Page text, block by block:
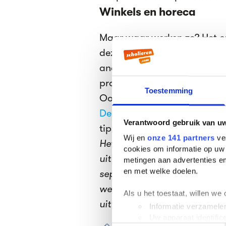
Toestemming
Verantwoord gebruik van
Wij en onze 141 partners
cookies om informatie op
metingen aan advertenties
en met welke doelen.
Als u het toestaat, willen we
Informatie
Winkels en horeca
Maar waar werken ze? Het
deze zomer gaan tieners
andere winkels en in de
procent) komen voort uit
Ook zin om je bankrekening
De Grote Scholieren.com
tips en regels te vinden zijn!
Het is zomervakantie!
uit een kokosnoot op een
september publiceren we
we weer op volle kracht
uit ons archief bij de